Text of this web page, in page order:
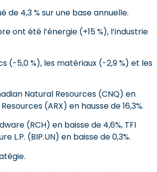
de 4,3 % sur une base annuelle.
ont été l’énergie (+15 %), l’industrie
(-5,0 %), les matériaux (-2,9 %) et les
Natural Resources (CNQ) en
(ARX) en hausse de 16,3%.
(RCH) en baisse de 4,6%, TFI
(BIP.UN) en baisse de 0,3%.